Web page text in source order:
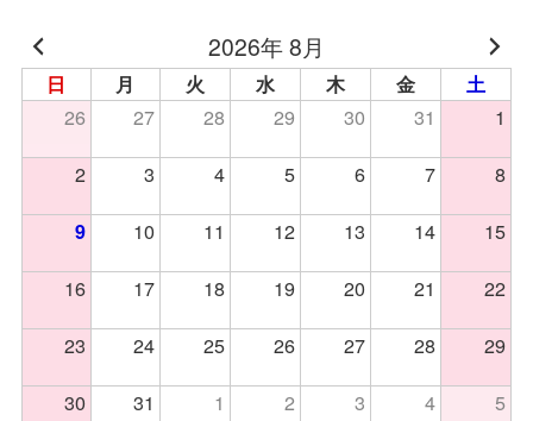
2026年 8月
日 月 火 水 木 金 土
26 27 28 29 30 31
1
2
3 4 5 6 7 8
9 10 11 12 13 14
15
16
17 18 19 20 21
22
23
24 25 26 27 28
29
30
31 1 2 3 4 5